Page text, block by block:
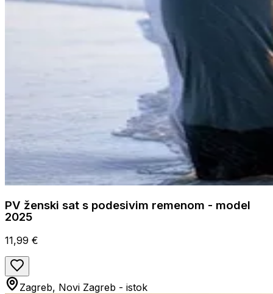
PV ženski sat s podesivim remenom - model
2025
11,99 €
Zagreb, Novi Zagreb - istok